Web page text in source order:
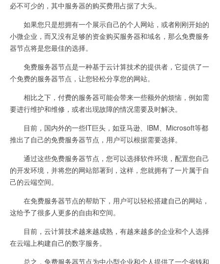
必不可少的，其中服务器的购买费用占据了大头。
如果您只是想拥有一个展示自己的个人网站，或者刚刚开始的
小微企业，而又没有足够的资金购买服务器和域名，那么免费服务
器节点将是您最佳的选择。
免费服务器节点是一种基于云计算技术的提供者，它提供了一
个免费的服务器节点，让您轻松分享您的网站。
相比之下，付费的服务器可能会带来一些额外的烦恼，例如需
要进行维护和维修，或者出现故障的情况需要及时解决。
目前，国内外的一些IT巨头，如亚马逊、IBM、Microsoft等都
推出了自己的免费服务器节点，用户可以根据需要选择。
通过这些免费服务器节点，您可以选择软件环境，配置您自己
的开发环境，并将您的网站部署到，这样，您就拥有了一片属于自
己的云端空间。
在免费服务器节点的帮助下，用户可以轻松搭建自己的网站，
这给予了很多人更多的自由和空间。
目前，云计算技术越来越成熟，有越来越多的企业和个人选择
在云端上构建自己的数字服务。
总之，免费服务器节点为中小型企业和个人提供了一个省钱和